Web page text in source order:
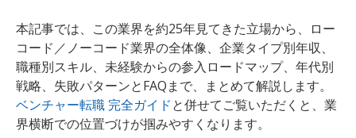
本記事では、この業界を約25年見てきた立場から、ロー
コード／ノーコード業界の全体像、企業タイプ別年収、
職種別スキル、未経験からの参入ロードマップ、年代別
戦略、失敗パターンとFAQまで、まとめて解説します。
ベンチャー転職 完全ガイドと併せてご覧いただくと、業
界横断での位置づけが掴みやすくなります。